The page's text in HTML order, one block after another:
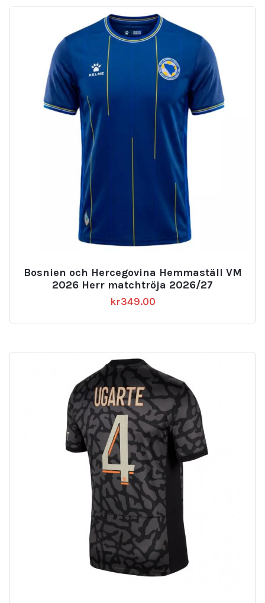
Bosnien och Hercegovina Hemmaställ VM
2026 Herr matchtröja 2026/27
kr349.00